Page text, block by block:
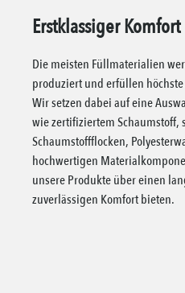
Erstklassiger Komfort
Die meisten Füllmaterialien
produziert und erfüllen
Wir setzen dabei auf eine
wie zertifiziertem Schaumstoff,
Schaumstoffflocken,
hochwertigen
unsere Produkte über einen
zuverlässigen Komfort bieten.